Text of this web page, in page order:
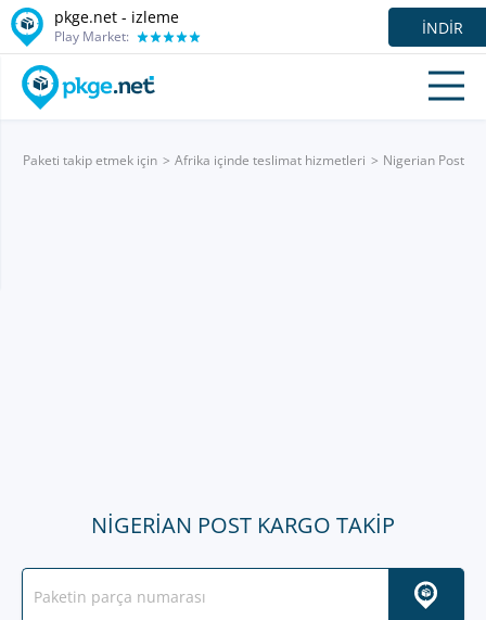
pkge.net - izleme
Play Market: İNDIR
Paketi takip etmek için Afrika içinde teslimat hizmetleri Nigerian Post
NIGERIAN POST KARGO TAKIP